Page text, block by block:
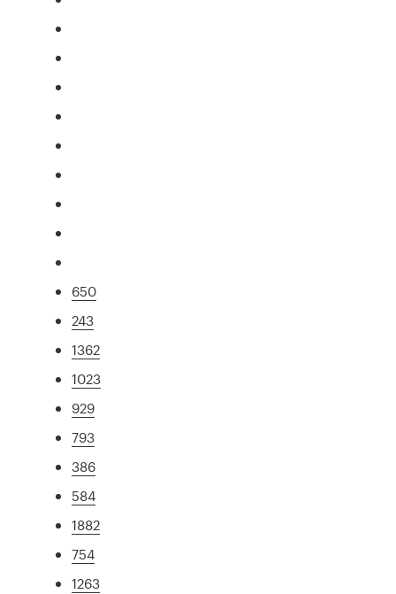
650
243
1362
1023
929
793
386
584
1882
754
1263